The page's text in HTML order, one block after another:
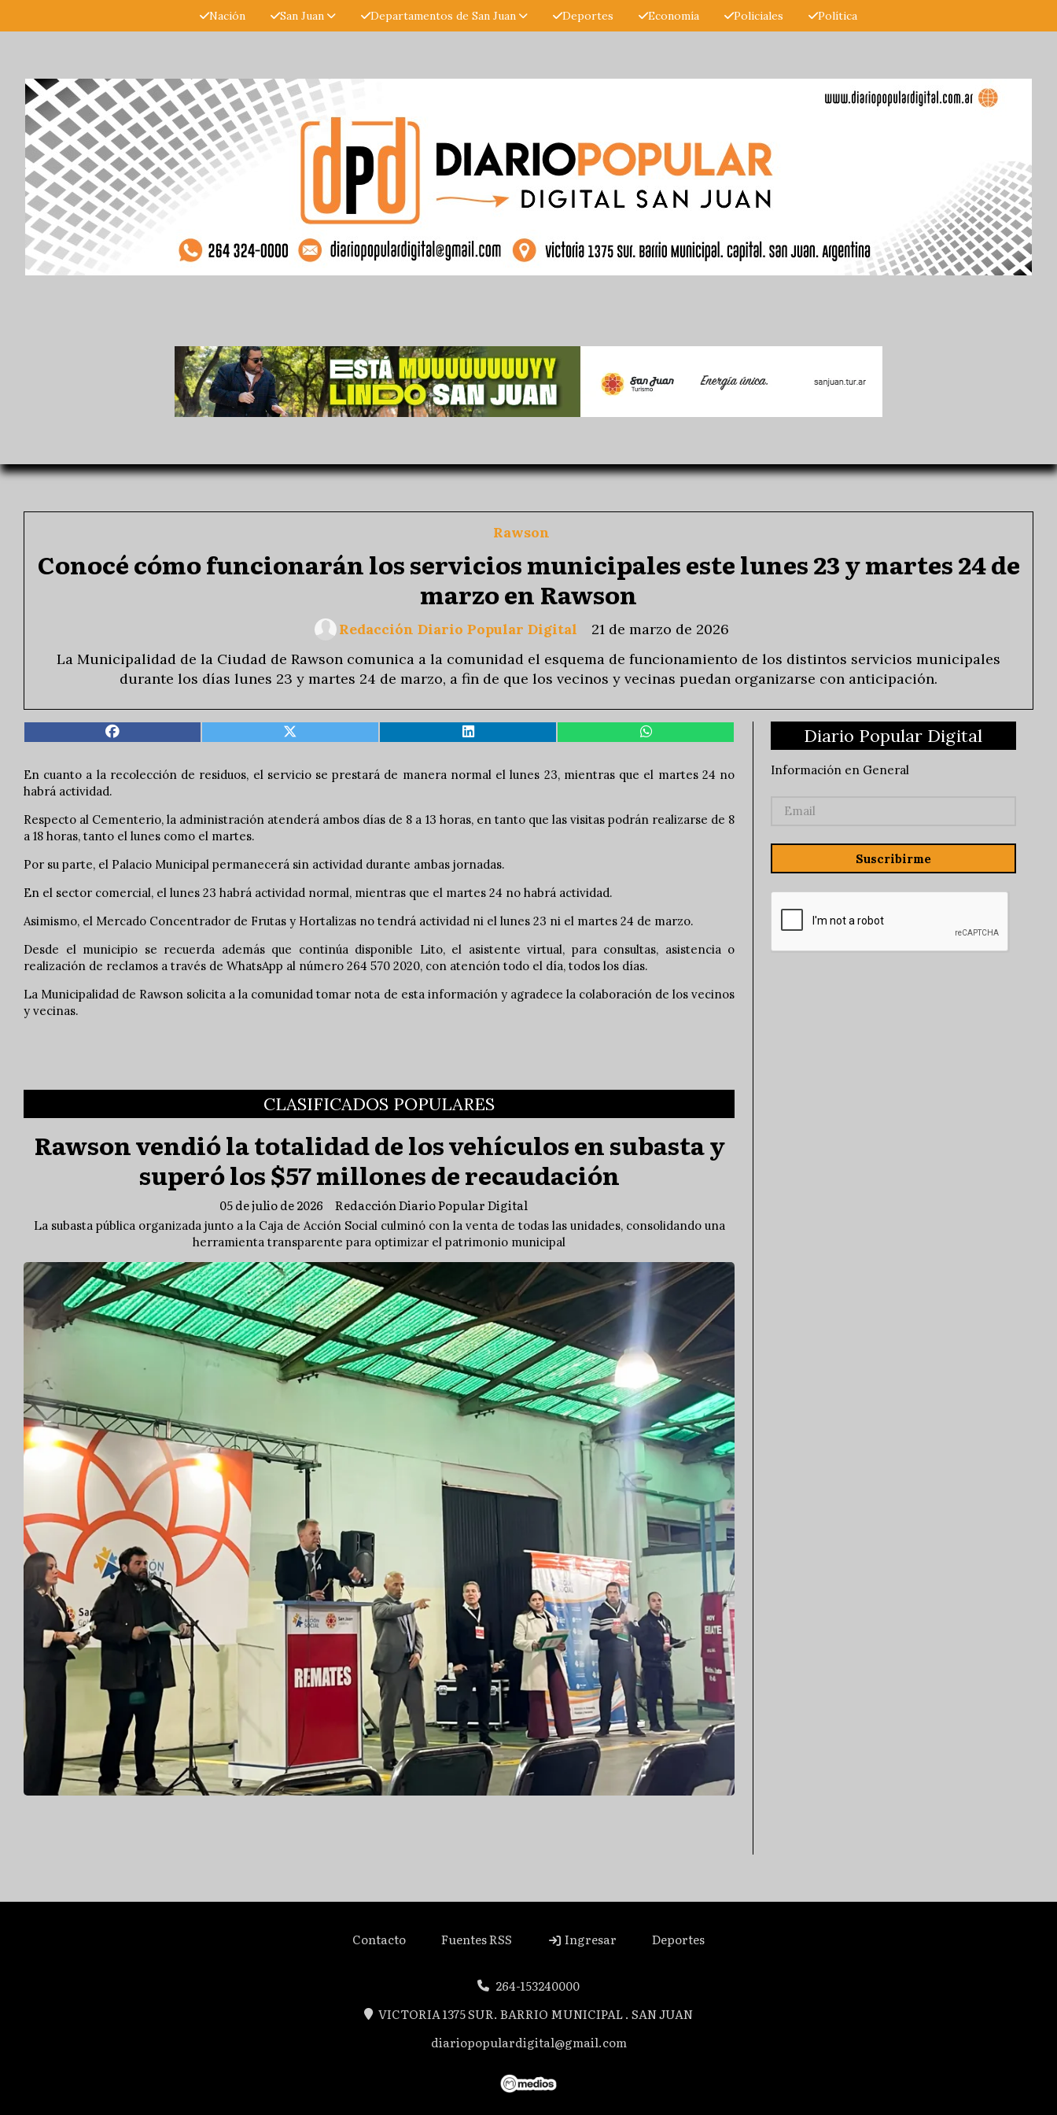
Nación San Juan Departamentos de San Juan Deportes Economía Policiales Política
Conocé cómo funcionarán los servicios municipales este lunes 23 y martes 24 de
marzo en Rawson
La Municipalidad de la Ciudad de Rawson comunica a la comunidad el esquema de funcionamiento de los distintos servicios municipales
durante los días lunes 23 y martes 24 de marzo, a fin de que los vecinos y vecinas puedan organizarse con anticipación.
Rawson
21 de marzo de 2026
Redacción Diario Popular Digital
En cuanto a la recolección de residuos, el servicio se prestará de manera normal el lunes 23, mientras que el martes 24 no
habrá actividad.
Respecto al Cementerio, la administración atenderá ambos días de 8 a 13 horas, en tanto que las visitas podrán realizarse de 8
a 18 horas, tanto el lunes como el martes.
Por su parte, el Palacio Municipal permanecerá sin actividad durante ambas jornadas.
En el sector comercial, el lunes 23 habrá actividad normal, mientras que el martes 24 no habrá actividad.
Asimismo, el Mercado Concentrador de Frutas y Hortalizas no tendrá actividad ni el lunes 23 ni el martes 24 de marzo.
Desde el municipio se recuerda además que continúa disponible Lito, el asistente virtual, para consultas, asistencia o
realización de reclamos a través de WhatsApp al número 264 570 2020, con atención todo el día, todos los días.
La Municipalidad de Rawson solicita a la comunidad tomar nota de esta información y agradece la colaboración de los vecinos
y vecinas.
CLASIFICADOS POPULARES
Rawson vendió la totalidad de los vehículos en subasta y
superó los $57 millones de recaudación
Redacción Diario Popular Digital
05 de julio de 2026
La subasta pública organizada junto a la Caja de Acción Social culminó con la venta de todas las unidades, consolidando una
herramienta transparente para optimizar el patrimonio municipal
Diario Popular Digital
Información en General
Suscribirme
Contacto Fuentes RSS Ingresar Deportes
264-153240000
VICTORIA 1375 SUR. BARRIO MUNICIPAL . SAN JUAN
diariopopulardigital@gmail.com